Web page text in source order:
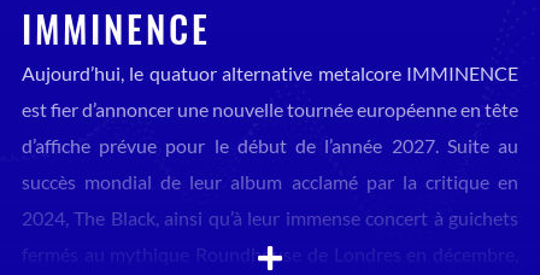
IMMINENCE
Aujourd’hui, le quatuor alternative metalcore IMMINENCE
est fier d’annoncer une nouvelle tournée européenne en tête
d’affiche prévue pour le début de l’année 2027. Suite au
succès mondial de leur album acclamé par la critique en
2024, The Black, ainsi qu’à leur immense concert à guichets
fermés au mythique Roundhouse de Londres en décembre,